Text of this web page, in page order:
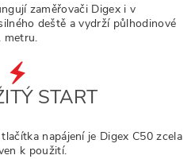
zaměřovači Digex i v
deště a vydrží půlhodinové
metru.
START
napájení je Digex C50 zcela
k použití.